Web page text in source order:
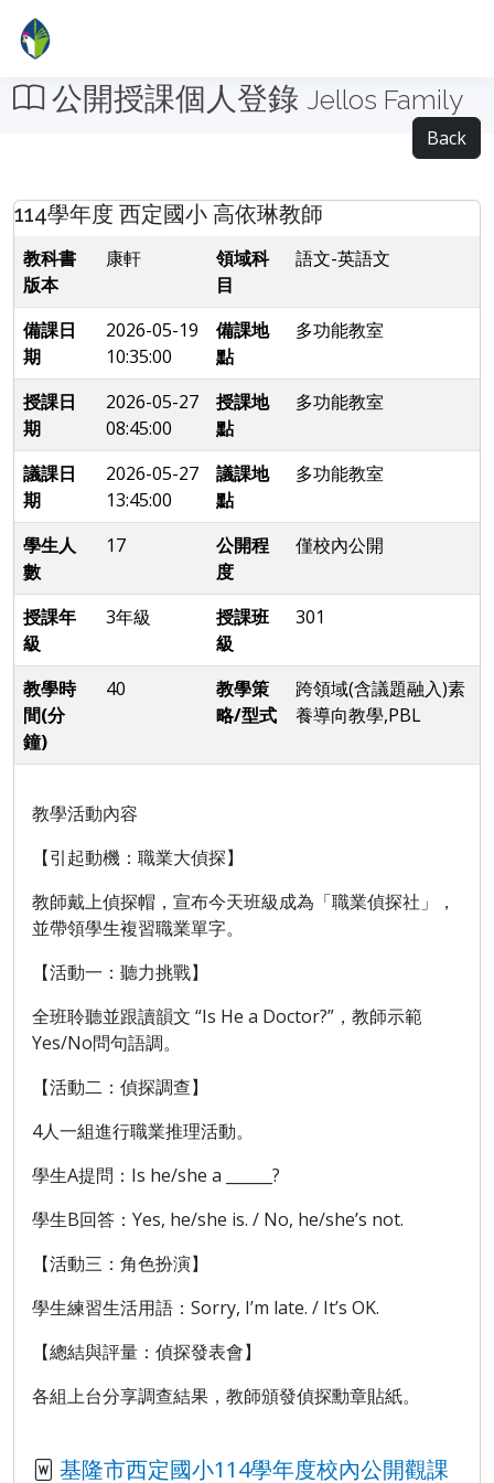
公開授課個人登錄 Jellos Family
Back
114學年度 西定國小 高依琳教師
教科書
版本
康軒
領域科
目
語文-英語文
備課日
期
2026-05-19
10:35:00
備課地
點
多功能教室
授課日
期
2026-05-27
08:45:00
授課地
點
多功能教室
議課日
期
2026-05-27
13:45:00
議課地
點
多功能教室
學生人
數
17
公開程
度
僅校內公開
授課年
級
3年級
授課班
級
301
教學時
間(分
鐘)
40
教學策
略/型式
跨領域(含議題融入)素
養導向教學,PBL
教學活動內容
【引起動機：職業大偵探】
教師戴上偵探帽，宣布今天班級成為「職業偵探社」，
並帶領學生複習職業單字。
【活動一：聽力挑戰】
全班聆聽並跟讀韻文 “Is He a Doctor?”，教師示範
Yes/No問句語調。
【活動二：偵探調查】
4人一組進行職業推理活動。
學生A提問：Is he/she a ______?
學生B回答：Yes, he/she is. / No, he/she’s not.
【活動三：角色扮演】
學生練習生活用語：Sorry, I’m late. / It’s OK.
【總結與評量：偵探發表會】
各組上台分享調查結果，教師頒發偵探勳章貼紙。
基隆市西定國小114學年度校內公開觀課